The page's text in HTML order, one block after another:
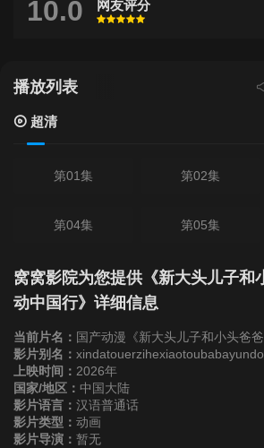
10.0 网友评分
很差
较差还行推荐力荐
播放列表
超清
第01集 第02集
第04集 第05集
第07集 第08集
第13集
第16集
窝窝影院为您提供《新大头儿子
动中国行》详细信息
当前片名： 国产动漫《新大头儿子和小头爸
影片别名：
上映时间： 2026年
国家/地区： 中国大陆
影片语言： 汉语普通话
影片类型： 动画
影片导演： 暂无